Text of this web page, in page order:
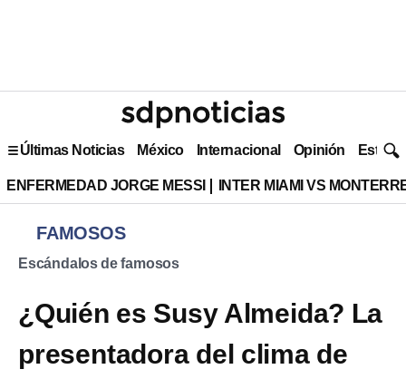
Últimas Noticias México Internacional Opinión Estilo
ENFERMEDAD JORGE MESSI INTER MIAMI VS
FAMOSOS
Escándalos de famosos
¿Quién es Susy Almeida? La
presentadora del clima de